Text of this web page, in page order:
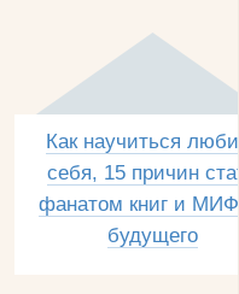
Как научиться
себя, 15 причин
фанатом книг и
будущего